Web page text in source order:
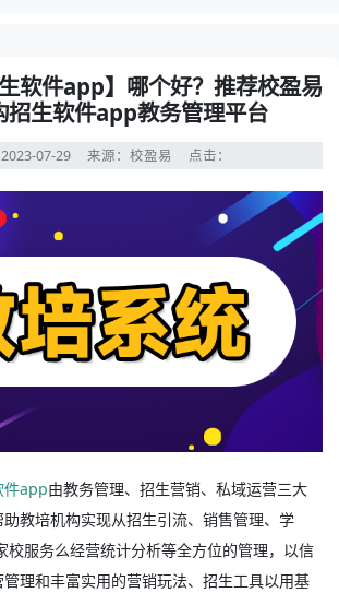
生软件app】哪个好？推荐校盈易
招生软件app教务管理平台
2023-07-29 来源：校盈易 点击：
件app由教务管理、招生营销、私域运营三大
教培机构实现从招生引流、销售管理、学
校服务么经营统计分析等全方位的管理，以信
理和丰富实用的营销玩法、招生工具以用基